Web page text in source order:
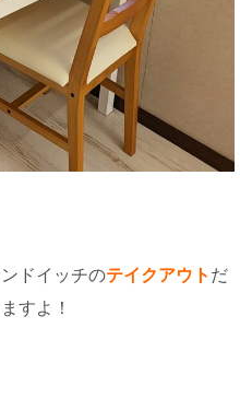
ドイッチのテイクアウト だ
すよ！